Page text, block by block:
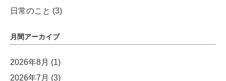
日常のこと (3)
月間アーカイブ
2026年8月 (1)
2026年7月 (3)